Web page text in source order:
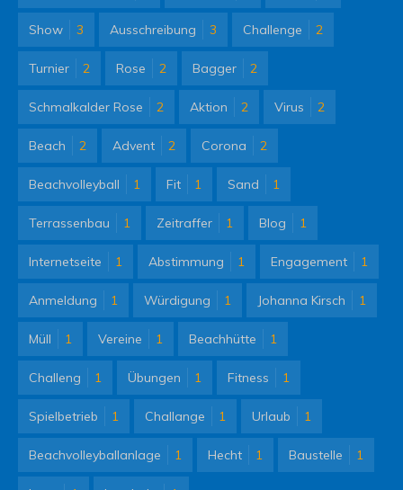
Show 3 Ausschreibung 3 Challenge 2
Turnier 2 Rose 2 Bagger 2
Schmalkalder Rose 2 Aktion 2 Virus 2
Beach 2 Advent 2 Corona 2
Beachvolleyball 1 Fit 1 Sand 1
Terrassenbau 1 Zeitraffer 1 Blog 1
Internetseite 1 Abstimmung 1 Engagement 1
Anmeldung 1 Würdigung 1 Johanna Kirsch 1
Müll 1 Vereine 1 Beachhütte 1
Challeng 1 Übungen 1 Fitness 1
Spielbetrieb 1 Challange 1 Urlaub 1
Beachvolleyballanlage 1 Hecht 1 Baustelle 1